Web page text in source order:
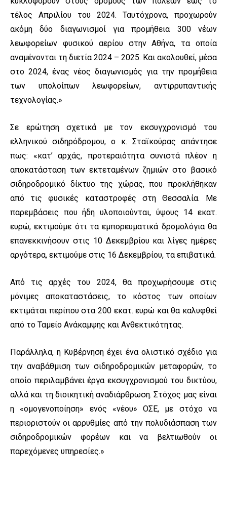
τέλος Απριλίου του 2024. Ταυτόχρονα, προχωρούν
ακόμη δύο διαγωνισμοί για προμήθεια 300 νέων
λεωφορείων φυσικού αερίου στην Αθήνα, τα οποία
αναμένονται τη διετία 2024 – 2025. Και ακολουθεί, μέσα
στο 2024, ένας νέος διαγωνισμός για την προμήθεια
των υπολοίπων λεωφορείων, αντιρρυπαντικής
τεχνολογίας.»
Σε ερώτηση σχετικά με τον εκσυγχρονισμό του
ελληνικού σιδηρόδρομου, ο κ. Σταϊκούρας απάντησε
πως: «κατ’ αρχάς, προτεραιότητα συνιστά πλέον η
αποκατάσταση των εκτεταμένων ζημιών στο βασικό
σιδηροδρομικό δίκτυο της χώρας, που προκλήθηκαν
από τις φυσικές καταστροφές στη Θεσσαλία. Με
παρεμβάσεις που ήδη υλοποιούνται, ύψους 14 εκατ.
ευρώ, εκτιμούμε ότι τα εμπορευματικά δρομολόγια θα
επανεκκινήσουν στις 10 Δεκεμβρίου και λίγες ημέρες
αργότερα, εκτιμούμε στις 16 Δεκεμβρίου, τα επιβατικά.
Από τις αρχές του 2024, θα προχωρήσουμε στις
μόνιμες αποκαταστάσεις, το κόστος των οποίων
εκτιμάται περίπου στα 200 εκατ. ευρώ και θα καλυφθεί
από το Ταμείο Ανάκαμψης και Ανθεκτικότητας.
Παράλληλα, η Κυβέρνηση έχει ένα ολιστικό σχέδιο για
την αναβάθμιση των σιδηροδρομικών μεταφορών, το
οποίο περιλαμβάνει έργα εκσυγχρονισμού του δικτύου,
αλλά και τη διοικητική αναδιάρθρωση. Στόχος μας είναι
η «ομογενοποίηση» ενός «νέου» ΟΣΕ, με στόχο να
περιοριστούν οι αρρυθμίες από την πολυδιάσπαση των
σιδηροδρομικών φορέων και να βελτιωθούν οι
παρεχόμενες υπηρεσίες.»